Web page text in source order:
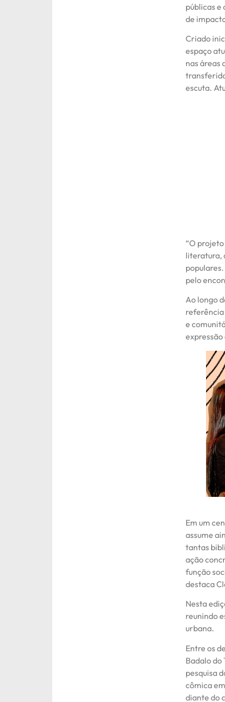
públicas e
de
Criado
espaço
nas áreas
escuta.
“O
literatura,
pelo
Ao longo
referência
e
Em um
assume
tantas
ação
função
destaca
Nesta
reunindo
urbana.
Entre os
Badalo do
pesquisa
cômica
diante do